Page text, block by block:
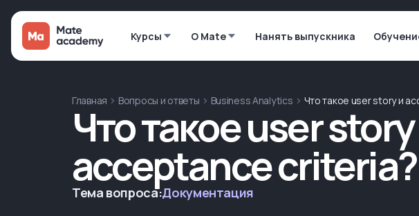
Курсы О Mate Нанять выпускника
Главная Вопросы и ответы Business Analytics Что такое user story и
Что такое user
acceptance criteria?
Тема вопроса:Документация